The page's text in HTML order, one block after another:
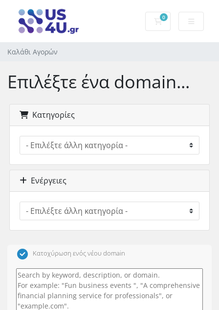
0
Καλάθι Αγορών
Καλάθι Αγορών
Επιλέξτε ένα domain...
Κατηγορίες
Ενέργειες
Κατοχύρωση ενός νέου domain